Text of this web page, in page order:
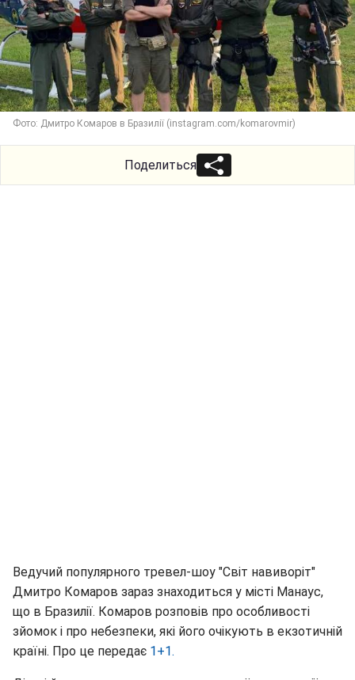
Фото: Дмитро Комаров в Бразилії (instagram.com/komarovmir)
Поделиться
Ведучий популярного тревел-шоу "Світ навиворіт"
Дмитро Комаров зараз знаходиться у місті Манаус,
що в Бразилії. Комаров розповів про особливості
зйомок і про небезпеки, які його очікують в екзотичній
країні. Про це передає 1+1.